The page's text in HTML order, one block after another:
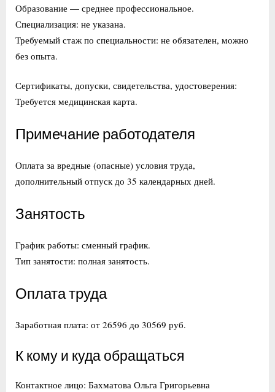
Образование — среднее профессиональное.
Специализация: не указана.
Требуемый стаж по специальности: не обязателен, можно
без опыта.
Сертификаты, допуски, свидетельства, удостоверения:
Требуется медицинская карта.
Примечание работодателя
Оплата за вредные (опасные) условия труда,
дополнительный отпуск до 35 календарных дней.
Занятость
График работы: сменный график.
Тип занятости: полная занятость.
Оплата труда
Заработная плата: от 26596 до 30569 руб.
К кому и куда обращаться
Контактное лицо: Бахматова Ольга Григорьевна